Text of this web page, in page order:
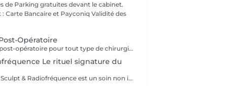
de Parking gratuites devant le cabinet.
Bancaire et Payconiq Validité des
Opératoire
Prestation de support post-opératoire pour tout type de chirurgie plastique. La prestation inclut le drainage lymphatique spécifique au post-opératoire immédiatement après la chirurgie, ainsi que l'application de bandes de taping si/quand nécessaire.
Le rituel signature du
Le Rituel Contour EMS Sculpt & Radiofréquence est un soin non invasif haut de gamme qui redéfinit la silhouette en associant tonification musculaire profonde et raffermissement cutané. Grâce à la synergie de l'EMS et de la radiofréquence, il agit simultanément sur les muscles, les graisses localisées et la qualité de la peau pour un résultat visible et harmonieux. Résultats visibles Silhouette sculptée et tonifiée grâce aux contractions musculaires intenses de l'EMS Peau plus ferme et lissée par la stimulation du collagène via la radiofréquence Équivalent à 20 000 abdominaux en 30 minutes Réduction des graisses localisées et amélioration de l'aspect de la cellulite Contours du corps redessinés avec une meilleure définition musculaire Une expérience premium Le soin débute par un massage préparatoire, suivi d'un protocole technologique combinant chaleur ciblée et stimulation musculaire profonde. Une expérience confortable, efficace et résolument moderne. Zones ciblées: Abdomen · Fesses · Cuisses · Bras · Mollets